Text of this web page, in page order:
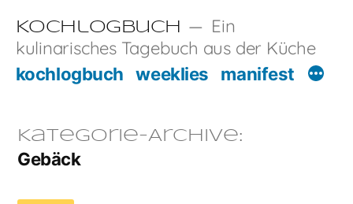
Inhalt
springen
Kochlogbuch
Ein
kulinarisches Tagebuch aus der Küche
kochlogbuch weeklies manifest
Kategorie-Archive:
Gebäck